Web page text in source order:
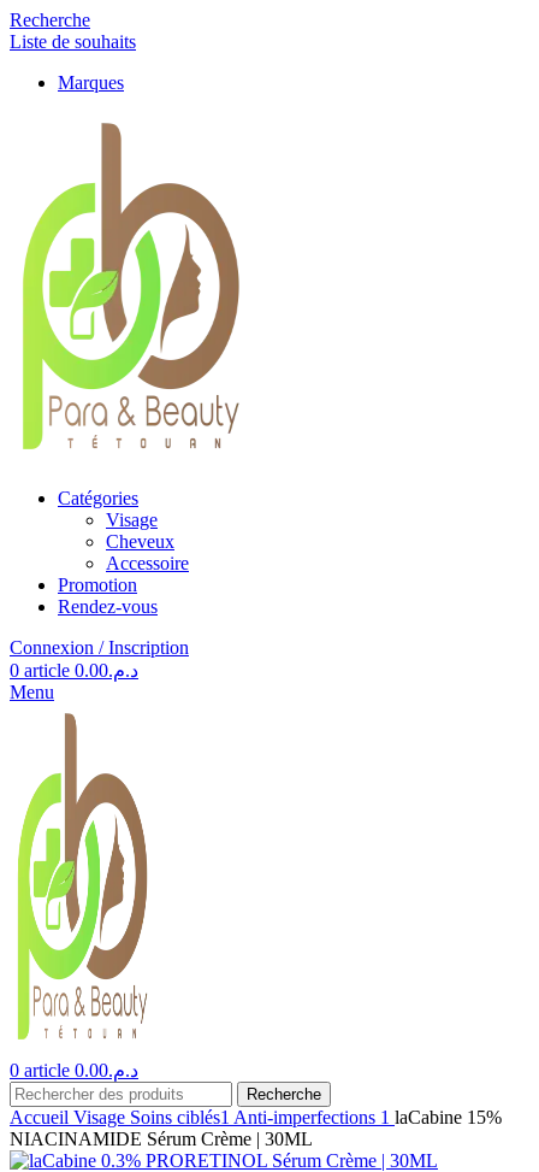
Recherche
Liste de souhaits
Marques
Catégories
Visage
Cheveux
Accessoire
Promotion
Rendez-vous
Connexion / Inscription
0 article د.م.0.00
Menu
0 article د.م.0.00
Recherche
Accueil Visage Soins ciblés1 Anti-imperfections 1 laCabine 15%
NIACINAMIDE Sérum Crème | 30ML